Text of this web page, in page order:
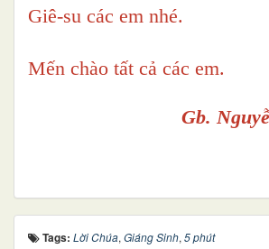
Giê-su các em nhé.
Mến chào tất cả các em.
Gb.
Tags: Lời Chúa, Giáng Sinh, 5 phút